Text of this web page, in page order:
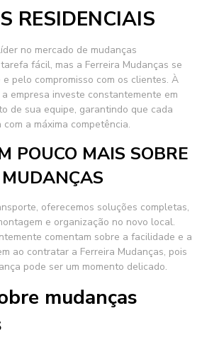
RESIDENCIAIS
no mercado de mudanças
fácil, mas a Ferreira Mudanças se
pelo compromisso com os clientes. À
empresa investe constantemente em
de sua equipe, garantindo que cada
a máxima competência.
POUCO MAIS SOBRE
oferecemos soluções completas,
e organização no novo local.
comentam sobre a facilidade e a
ao contratar a Ferreira Mudanças, pois
pode ser um momento delicado.
mudanças